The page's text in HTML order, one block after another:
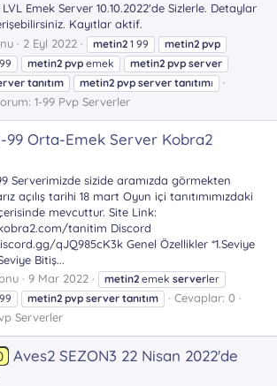
Emek Server 10.10.2022'de Sizlerle. Detaylar
Kayıtlar aktif.
2 Eyl 2022 metin2 1 99 metin2 pvp
metin2 pvp emek metin2 pvp server
tanıtım metin2 pvp server tanıtımı
1-99 Pvp Serverler
99 Orta-Emek Server Kobra2
Serverimizde sizide aramızda görmekten
açılış tarihi 18 mart Oyun içi tanıtımımızdaki
mevcuttur. Site Link:
tanitim Discord
qJQ985cK3k Genel Özellikler *1.Seviye
Bitiş...
9 Mar 2022 metin2 emek serverler
metin2 pvp server tanıtım
Cevaplar: 0
Serverler
Aves2 SEZON3 22 Nisan 2022'de